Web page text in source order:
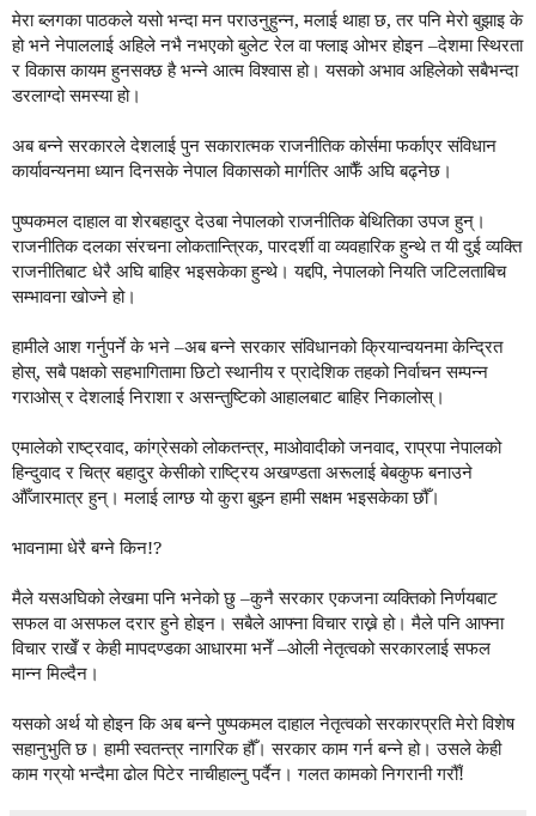
मेरा ब्लगका पाठकले यसो भन्दा मन पराउनुहुन्न, मलाई थाहा छ, तर पनि मेरो बुझाइ के
हो भने नेपाललाई अहिले नभै नभएको बुलेट रेल वा फ्लाइ ओभर होइन –देशमा स्थिरता
र विकास कायम हुनसक्छ है भन्ने आत्म विश्वास हो। यसको अभाव अहिलेको सबैभन्दा
डरलाग्दो समस्या हो।
अब बन्ने सरकारले देशलाई पुन सकारात्मक राजनीतिक कोर्समा फर्काएर संविधान
कार्यावन्यनमा ध्यान दिनसके नेपाल विकासको मार्गतिर आफैँ अघि बढ्नेछ।
पुष्पकमल दाहाल वा शेरबहादुर देउबा नेपालको राजनीतिक बेथितिका उपज हुन्।
राजनीतिक दलका संरचना लोकतान्त्रिक, पारदर्शी वा व्यवहारिक हुन्थे त यी दुई व्यक्ति
राजनीतिबाट धेरै अघि बाहिर भइसकेका हुन्थे। यद्दपि, नेपालको नियति जटिलताबिच
सम्भावना खोज्ने हो।
हामीले आश गर्नुपर्ने के भने –अब बन्ने सरकार संविधानको क्रियान्वयनमा केन्द्रित
होस्, सबै पक्षको सहभागितामा छिटो स्थानीय र प्रादेशिक तहको निर्वाचन सम्पन्न
गराओस् र देशलाई निराशा र असन्तुष्टिको आहालबाट बाहिर निकालोस्।
एमालेको राष्ट्रवाद, कांग्रेसको लोकतन्त्र, माओवादीको जनवाद, राप्रपा नेपालको
हिन्दुवाद र चित्र बहादुर केसीको राष्ट्रिय अखण्डता अरूलाई बेबकुफ बनाउने
औँजारमात्र हुन्। मलाई लाग्छ यो कुरा बुझ्न हामी सक्षम भइसकेका छौँ।
भावनामा धेरै बग्ने किन!?
मैले यसअघिको लेखमा पनि भनेको छु –कुनै सरकार एकजना व्यक्तिको निर्णयबाट
सफल वा असफल दरार हुने होइन। सबैले आफ्ना विचार राख्ने हो। मैले पनि आफ्ना
विचार राखेँ र केही मापदण्डका आधारमा भनेँ –ओली नेतृत्वको सरकारलाई सफल
मान्न मिल्दैन।
यसको अर्थ यो होइन कि अब बन्ने पुष्पकमल दाहाल नेतृत्वको सरकारप्रति मेरो विशेष
सहानुभुति छ। हामी स्वतन्त्र नागरिक हौँ। सरकार काम गर्न बन्ने हो। उसले केही
काम गर्‌यो भन्दैमा ढोल पिटेर नाचीहाल्नु पर्दैन। गलत कामको निगरानी गरौँ!